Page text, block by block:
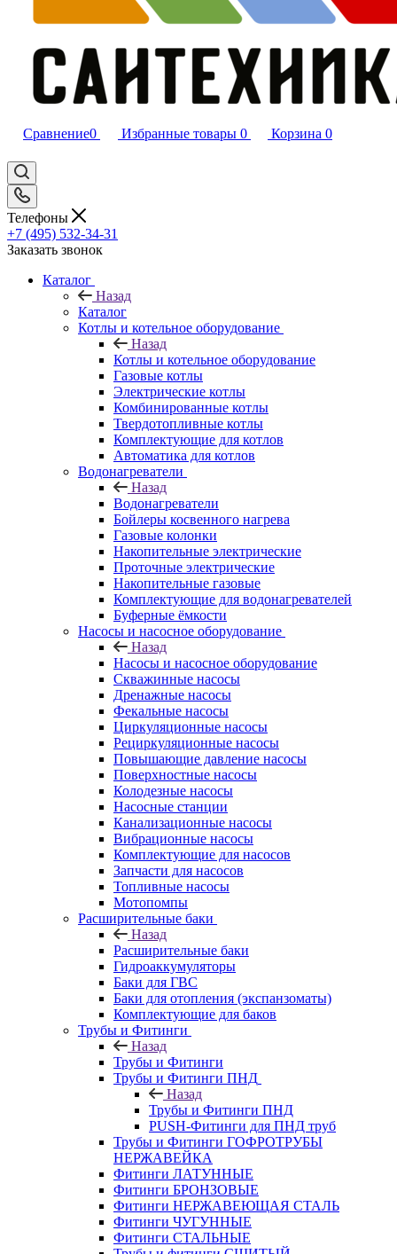
Сравнение0 Избранные товары 0 Корзина 0
Телефоны
+7 (495) 532‑34‑31
Заказать звонок
Каталог
Назад
Каталог
Котлы и котельное оборудование
Назад
Котлы и котельное оборудование
Газовые котлы
Электрические котлы
Комбинированные котлы
Твердотопливные котлы
Комплектующие для котлов
Автоматика для котлов
Водонагреватели
Назад
Водонагреватели
Бойлеры косвенного нагрева
Газовые колонки
Накопительные электрические
Проточные электрические
Накопительные газовые
Комплектующие для водонагревателей
Буферные ёмкости
Насосы и насосное оборудование
Назад
Насосы и насосное оборудование
Скважинные насосы
Дренажные насосы
Фекальные насосы
Циркуляционные насосы
Рециркуляционные насосы
Повышающие давление насосы
Поверхностные насосы
Колодезные насосы
Насосные станции
Канализационные насосы
Вибрационные насосы
Комплектующие для насосов
Запчасти для насосов
Топливные насосы
Мотопомпы
Расширительные баки
Назад
Расширительные баки
Гидроаккумуляторы
Баки для ГВС
Баки для отопления (экспанзоматы)
Комплектующие для баков
Трубы и Фитинги
Назад
Трубы и Фитинги
Трубы и Фитинги ПНД
Назад
Трубы и Фитинги ПНД
PUSH-Фитинги для ПНД труб
Трубы и Фитинги ГОФРОТРУБЫ
НЕРЖАВЕЙКА
Фитинги ЛАТУННЫЕ
Фитинги БРОНЗОВЫЕ
Фитинги НЕРЖАВЕЮЩАЯ СТАЛЬ
Фитинги ЧУГУННЫЕ
Фитинги СТАЛЬНЫЕ